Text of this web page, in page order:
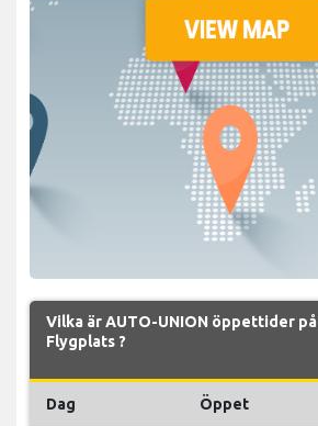
Vilka är AUTO-UNION öppettider
Flygplats ?
Dag Öppet